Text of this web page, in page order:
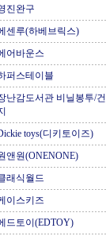
진완구
센루(하베브릭스)
어바운스
퍼스테이블
난감도서관 비닐봉투/건
toys(디키토이즈)
앤원(ONENONE)
래식월드
이스키즈
드토이(EDTOY)